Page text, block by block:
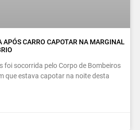
APÓS CARRO CAPOTAR NA MARGINAL
foi socorrida pelo Corpo de Bombeiros
que estava capotar na noite desta